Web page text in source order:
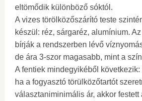
eltömődik különböző sóktól.
A vizes törölközőszárító teste
készül: réz, sárgaréz, alumínium.
bírják a rendszerben lévő
de ára 3-szor magasabb, mint a
A fentiek mindegyikéből következik:
ha a fogyasztó törülközőtartót
választaniminimális ár, akkor festett